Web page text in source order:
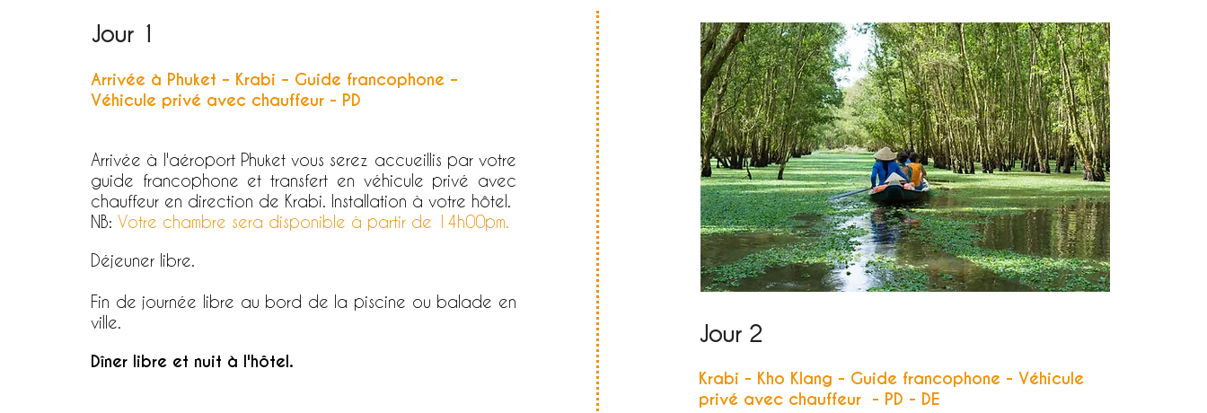
Jour 1
Arrivée à Phuket – Krabi – Guide francophone –
Véhicule privé avec chauffeur - PD
Arrivée à l'aéroport Phuket vous serez accueillis par votre
guide francophone et transfert en véhicule privé avec
chauffeur en direction de Krabi. Installation à votre hôtel.
NB: Votre chambre sera disponible à partir de 14h00pm.
Déjeuner libre.
Fin de journée libre au bord de la piscine ou balade en
ville.
Dîner libre et nuit à l'hôtel.
Jour 2
Krabi - Kho Klang - Guide francophone - Véhicule
privé avec chauffeur - PD - DE